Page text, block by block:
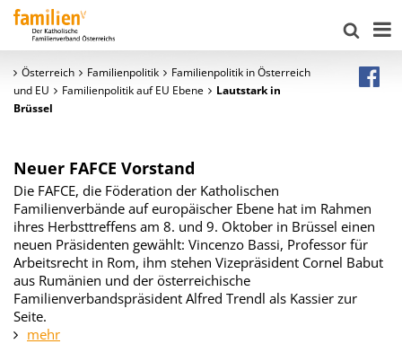
Österreich Familienpolitik
Familienpolitik in Österreich
und EU
Familienpolitik auf EU Ebene
Lautstark in
Brüssel
Neuer FAFCE Vorstand
Die FAFCE, die Föderation der Katholischen
Familienverbände auf europäischer Ebene hat im Rahmen
ihres Herbsttreffens am 8. und 9. Oktober in Brüssel einen
neuen Präsidenten gewählt: Vincenzo Bassi, Professor für
Arbeitsrecht in Rom, ihm stehen Vizepräsident Cornel Babut
aus Rumänien und der österreichische
Familienverbandspräsident Alfred Trendl als Kassier zur
Seite.
mehr